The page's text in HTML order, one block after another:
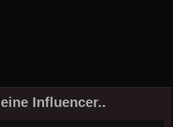
Influencer..